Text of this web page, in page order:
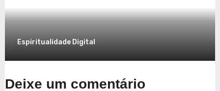
Espiritualidade Digital
Deixe um comentário